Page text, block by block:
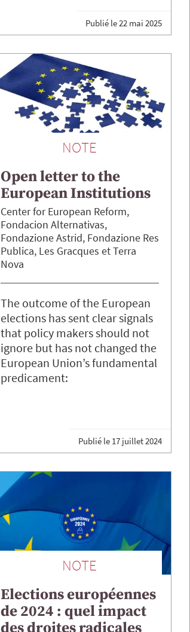
Publié le22 mai 2025
NOTE
Open letter to the
European Institutions
Center for European Reform
Fondacion Alternativas
Fondazione Astrid Fondazione Res
Publica Les Gracques
Terra
Nova
The outcome of the European
elections has sent clear signals
that policy makers should not
ignore but has not changed the
European Union’s fundamental
predicament:
Publié le 17 juillet 2024
NOTE
Elections européennes
de 2024 : quel impact
des droites radicales